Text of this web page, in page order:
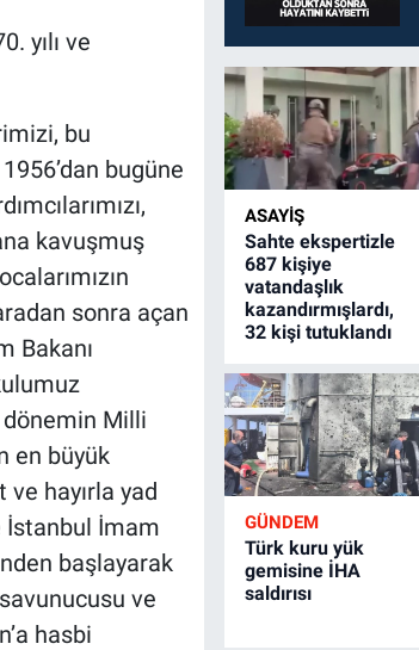
yılı ve
bu
bugüne
kavuşmuş
sonra açan
Bakanı
dönemin Milli
en büyük
hayırla yad
İstanbul İmam
başlayarak
ve
hasbi
ASAYİŞ
Sahte ekspertizle
687 kişiye
vatandaşlık
kazandırmışlardı,
32 kişi tutuklandı
GÜNDEM
Türk kuru yük
gemisine İHA
saldırısı